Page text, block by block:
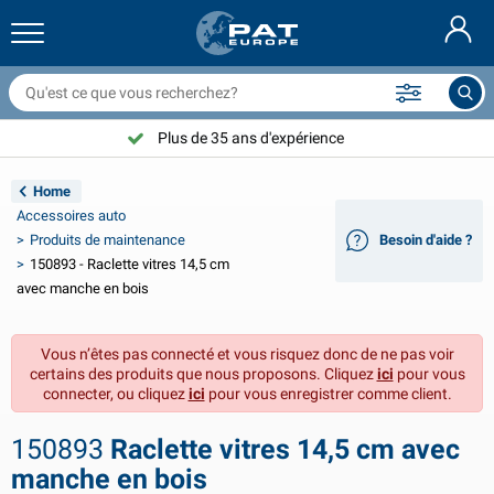
couvre remorque & accessoires
électriques pour remorque
de remorque
de remorque Aspöck
de remorque Radex
de remorque LED
de voiture
de voiture
de batterie & solaire
12V & 24V
& demi-housses voiture
de protection
de caravane & camping-car
de caravane & camping-car
gaz
de maintenance
de tente
de pont
et manilles
de voile
et entretien
de protection et accessoires
& couvertures anti feu
de vélo
air
de serrage
GasStop®
Nederlands
Deutsch
English
Svenska
Dansk
Suomalainen
Choisissez PAT Europe !
Plus de 35 ans d'expérience
Home
Accessoires auto
Produits de maintenance
150893 - Raclette vitres 14,5 cm
avec manche en bois
Besoin d'aide ?
Vous n’êtes pas connecté et vous risquez donc de ne pas voir
certains des produits que nous proposons. Cliquezici pour vous
connecter, ou cliquezici pour vous enregistrer comme client.
150893 Raclette vitres 14,5 cm avec
manche en bois